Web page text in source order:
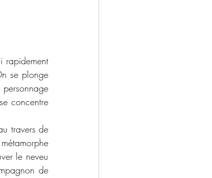
rapidement
se plonge
concentre
travers de
le neveu
de